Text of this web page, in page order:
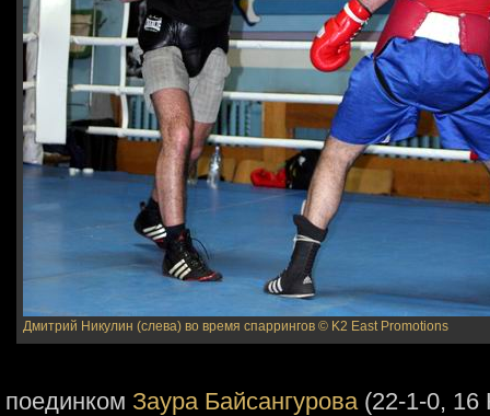
Дмитрий Никулин (слева) во время спаррингов © K2 East Promotions
поединком Заура Байсангурова(22-1-0, 16